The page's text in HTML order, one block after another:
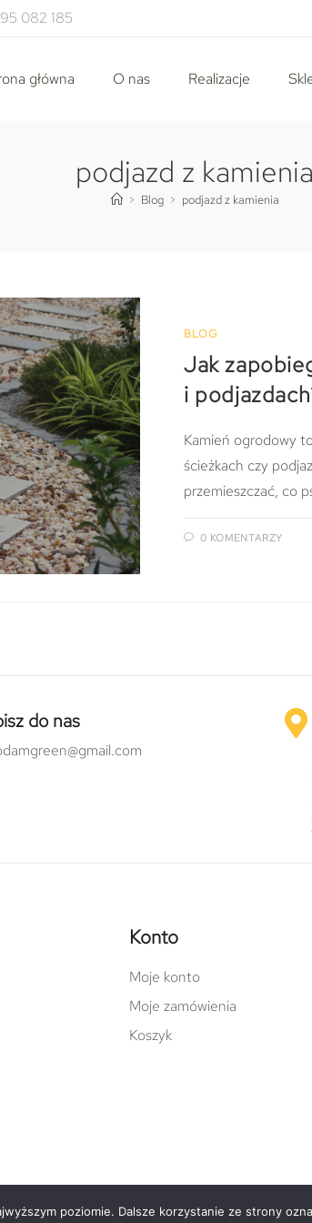
082 185
główna O nas Realizacje
podjazd z kamienia
> Blog > podjazd z kamienia
BLOG
Jak
i
Kamień ogrodowy
ścieżkach czy
przemieszczać, co
0 KOMENTARZY
do nas
Konto
Moje konto
Moje zamówienia
Koszyk
poziomie. Dalsze korzystanie ze strony